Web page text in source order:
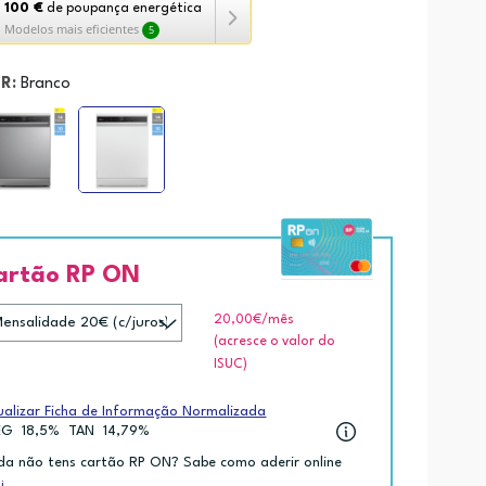
100 € de poupança energética
Modelos mais eficientes 5
Branco
RP ON
20,00€/mês
(acresce o valor do
ISUC)
Ficha de Informação Normalizada
18,5% TAN 14,79%
não tens cartão RP ON? Sabe como aderir online